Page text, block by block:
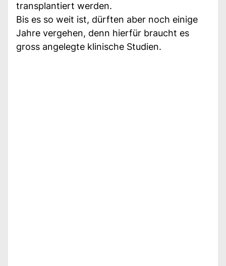
transplantiert werden.
Bis es so weit ist, dürften aber noch einige
Jahre vergehen, denn hierfür braucht es
gross angelegte klinische Studien.